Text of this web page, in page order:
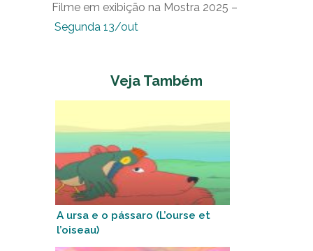
Filme em exibição na Mostra 2025 –
Segunda 13/out
Veja Também
A ursa e o pássaro (L’ourse et
l’oiseau)